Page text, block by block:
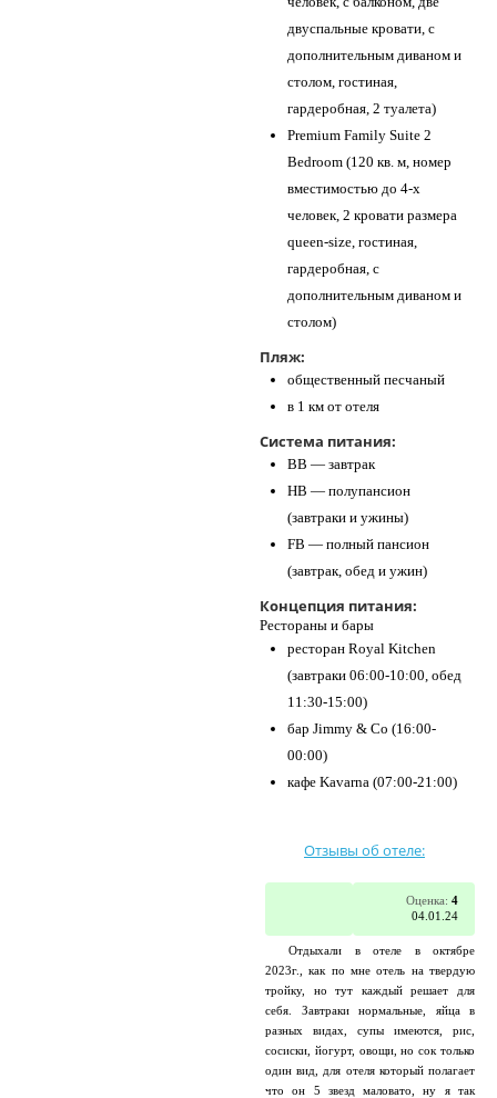
двуспальные кровати, с
дополнительным диваном и
столом, гостиная,
гардеробная, 2 туалета)
Premium Family Suite 2
Bedroom (120 кв. м, номер
вместимостью до 4-х
человек, 2 кровати размера
queen-size, гостиная,
гардеробная, с
дополнительным диваном и
столом)
Пляж:
общественный песчаный
в 1 км от отеля
Система питания:
BB — завтрак
НB — полупансион
(завтраки и ужины)
FB — полный пансион
(завтрак, обед и ужин)
Концепция питания:
Рестораны и бары
ресторан Royal Kitchen
(завтраки 06:00-10:00, обед
11:30-15:00)
бар Jimmy & Co (16:00-
00:00)
кафе Kavarna (07:00-21:00)
Отзывы об отеле:
Оценка: 4
04.01.24
Отдыхали в отеле в октябре
2023г., как по мне отель на твердую
тройку, но тут каждый решает для
себя. Завтраки нормальные, яйца в
разных видах, супы имеются, рис,
сосиски, йогурт, овощи, но сок только
один вид, для отеля который полагает
что он 5 звезд маловато, ну я так